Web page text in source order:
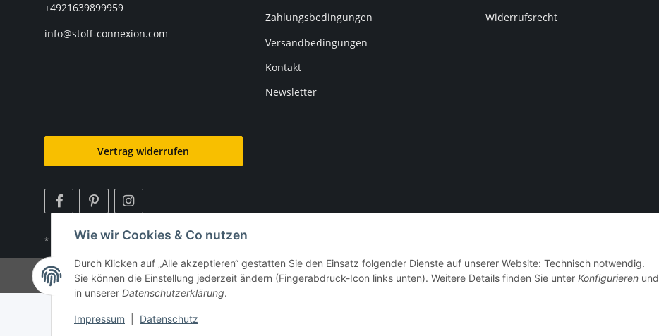
Wie wir Cookies & Co nutzen
Durch Klicken auf „Alle akzeptieren“ gestatten Sie den Einsatz folgender Dienste auf unserer Website: Technisch notwendig.
Sie können die Einstellung jederzeit ändern (Fingerabdruck-Icon links unten). Weitere Details finden Sie unter Konfigurieren und
in unserer Datenschutzerklärung.
Impressum Datenschutz
+4921639899959
info@stoff-connexion.com
Zahlungsbedingungen
Versandbedingungen
Kontakt
Newsletter
Widerrufsrecht
Vertrag widerrufen
* Alle Preise inkl. gesetzlicher USt., zzgl.Versand
© Stoff-ConneXion - Powered by IT-X-TREME